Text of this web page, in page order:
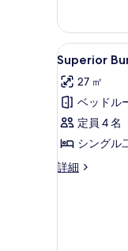
の
写
真
を
表
示
す
No
Ocean
view
詳
細
Superior
Bunker
Twin
Room,
No
Ocean
view
6
Superior
27 ㎡
ベッドル
定員 4 名
シングル
詳細
Superior